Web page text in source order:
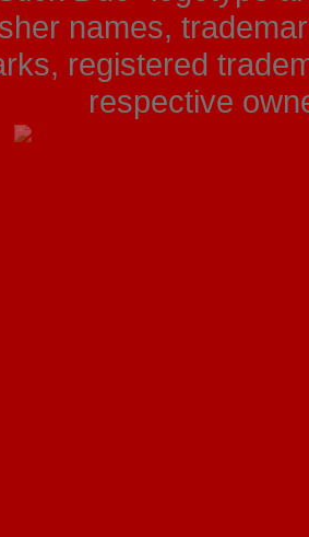
names,
registered
respective